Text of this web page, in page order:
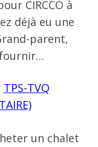
CIRCCO à
déjà eu une
parent,
TPS-TVQ
un chalet